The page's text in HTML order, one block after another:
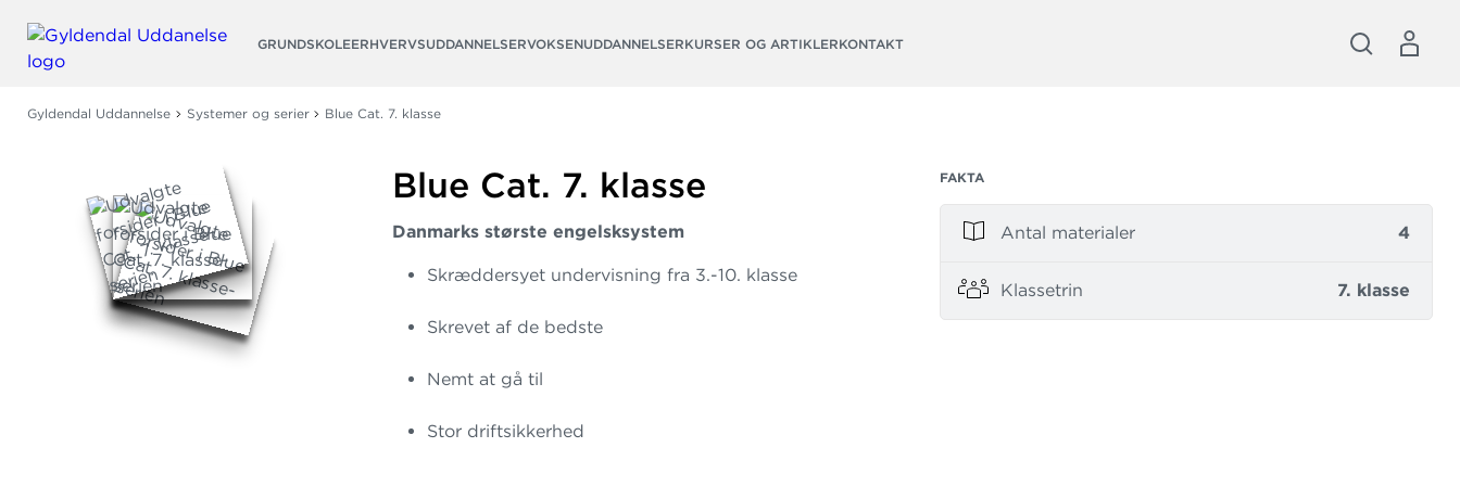
GRUNDSKOLEERHVERVSUDDANNELSERVOKSENUDDANNELSERKURSER OG ARTIKLERKONTAKT
Gyldendal Uddannelse Systemer og serier Blue Cat. 7. klasse
Blue Cat. 7. klasse
Danmarks største engelsksystem
Skræddersyet undervisning fra 3.-10. klasse
Skrevet af de bedste
Nemt at gå til
Stor driftsikkerhed
FAKTA
Antal materialer 4
Klassetrin 7. klasse